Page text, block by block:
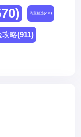
淘宝精选(231)
攻略(911)